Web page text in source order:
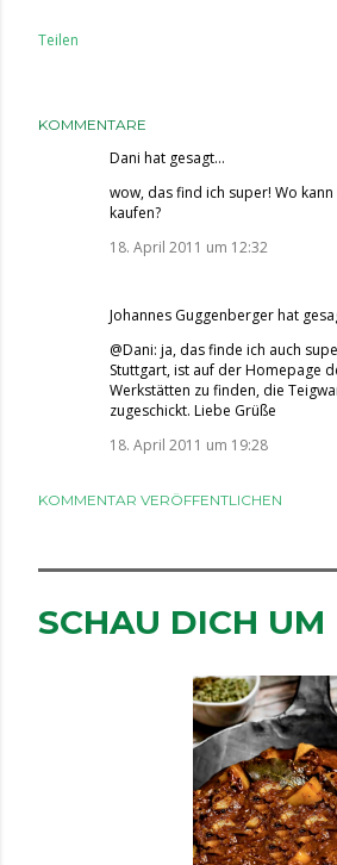
Teilen
KOMMENTARE
Dani hat gesagt…
wow, das find ich super! Wo
kaufen?
18. April 2011 um 12:32
Johannes Guggenbergerhat
@Dani: ja, das finde ich auch
Stuttgart, ist auf der Homepage
Werkstätten zu finden, die
zugeschickt. Liebe Grüße
18. April 2011 um 19:28
KOMMENTAR VERÖFFENTLICHEN
SCHAU DICH UM